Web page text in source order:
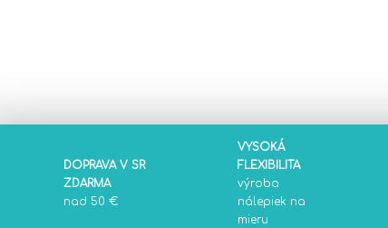
DOPRAVA V SR
ZDARMA
nad 50 €
VYSOKÁ
FLEXIBILITA
výroba
nálepiek na
mieru